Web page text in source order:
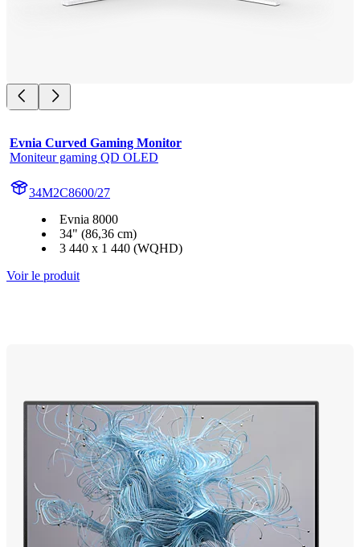
Evnia Curved Gaming Monitor
Moniteur gaming QD OLED
34M2C8600/27
Evnia 8000
34" (86,36 cm)
3 440 x 1 440 (WQHD)
Voir le produit